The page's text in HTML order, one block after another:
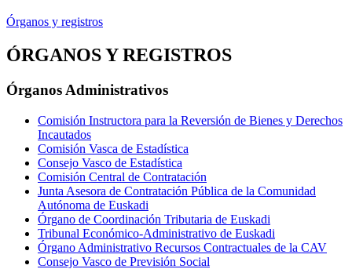
Órganos y registros
ÓRGANOS Y REGISTROS
Órganos Administrativos
Comisión Instructora para la Reversión de Bienes y Derechos
Incautados
Comisión Vasca de Estadística
Consejo Vasco de Estadística
Comisión Central de Contratación
Junta Asesora de Contratación Pública de la Comunidad
Autónoma de Euskadi
Órgano de Coordinación Tributaria de Euskadi
Tribunal Económico-Administrativo de Euskadi
Órgano Administrativo Recursos Contractuales de la CAV
Consejo Vasco de Previsión Social